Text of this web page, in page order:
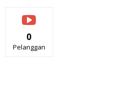
0
Pelanggan